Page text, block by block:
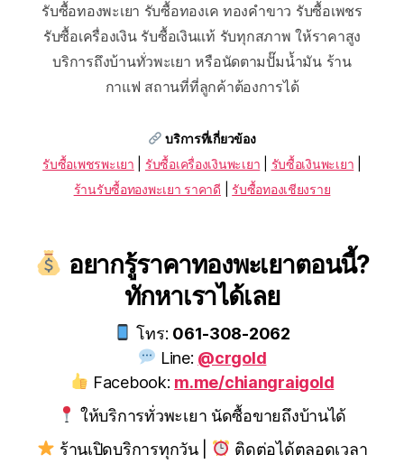
รับซื้อทองพะเยา รับซื้อทองเค ทองคำขาว รับซื้อเพชร
รับซื้อเครื่องเงิน รับซื้อเงินแท้ รับทุกสภาพ ให้ราคาสูง
บริการถึงบ้านทั่วพะเยา หรือนัดตามปั๊มน้ำมัน ร้าน
กาแฟ สถานที่ที่ลูกค้าต้องการได้
บริการที่เกี่ยวข้อง
รับซื้อเพชรพะเยา
รับซื้อเครื่องเงินพะเยา รับซื้อเงินพะเยา
ร้านรับซื้อทองพะเยา ราคาดี
รับซื้อทองเชียงราย
อยากรู้ราคาทองพะเยาตอนนี้?
ทักหาเราได้เลย
โทร: 061-308-2062
Line: @crgold
Facebook: m.me/chiangraigold
ให้บริการทั่วพะเยา นัดซื้อขายถึงบ้านได้
ร้านเปิดบริการทุกวัน |
ติดต่อได้ตลอดเวลา